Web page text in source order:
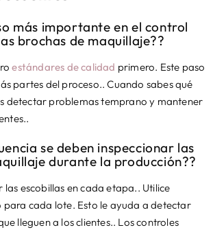
más importante en el control
brochas de maquillaje??
estándares de calidad primero. Este paso
partes del proceso.. Cuando sabes qué
detectar problemas temprano y mantener
se deben inspeccionar las
durante la producción??
las escobillas en cada etapa.. Utilice
cada lote. Esto le ayuda a detectar
lleguen a los clientes.. Los controles